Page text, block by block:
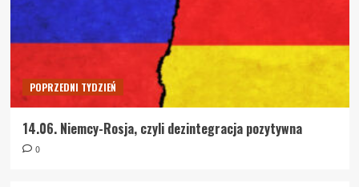
POPRZEDNI TYDZIEŃ
14.06. Niemcy-Rosja, czyli dezintegracja pozytywna
0